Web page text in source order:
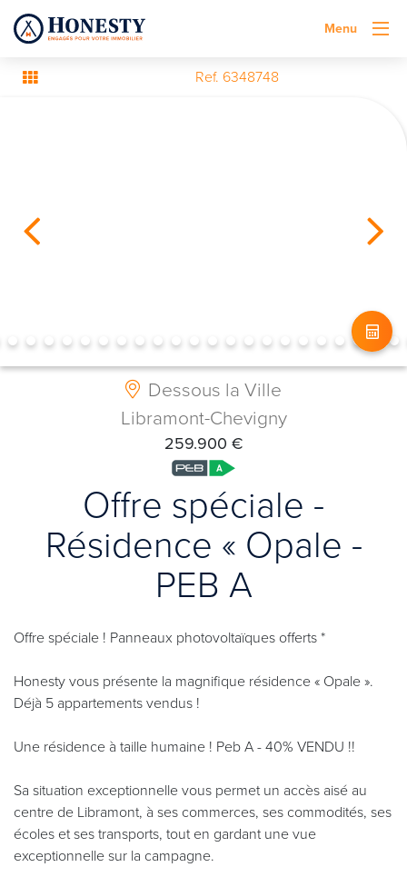
Menu
Ref. 6348748
Dessous la Ville
Libramont-Chevigny
259.900 €
Offre spéciale -
Résidence « Opale -
PEB A
Offre spéciale ! Panneaux photovoltaïques offerts *
Honesty vous présente la magnifique résidence « Opale ».
Déjà 5 appartements vendus !
Une résidence à taille humaine ! Peb A - 40% VENDU !!
Sa situation exceptionnelle vous permet un accès aisé au
centre de Libramont, à ses commerces, ses commodités, ses
écoles et ses transports, tout en gardant une vue
exceptionnelle sur la campagne.